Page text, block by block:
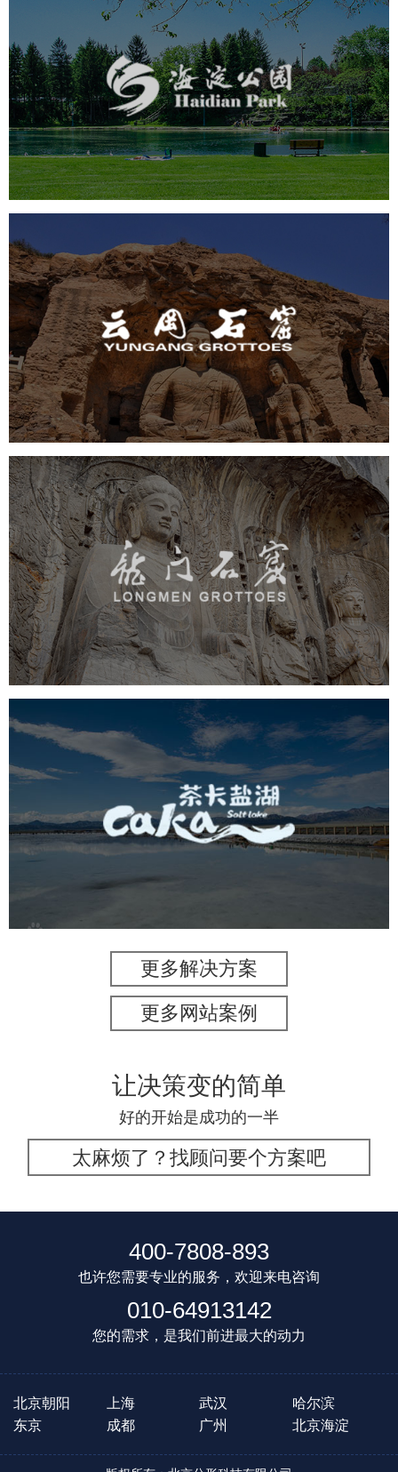
海淀公园
旅游休闲 公园 AI人工智能 智慧公园
智能步道
智能大数据平台
AR太极 智能语音亭
云冈石窟
旅游休闲 景区网站建设 品牌官网
网页设计
景区
龙门石窟
旅游休闲 景区网站建设 品牌官网 网页设计
茶卡盐湖
更多解决方案
更多网站案例
让决策变的简单
好的开始是成功的一半
太麻烦了？找顾问要个方案吧
400-7808-893
也许您需要专业的服务，欢迎来电咨询
010-64913142
您的需求，是我们前进最大的动力
北京朝阳 上海 武汉
哈尔滨
东京
成都 广州 北京海淀